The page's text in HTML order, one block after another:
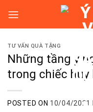
content
TƯ VẤN QUÀ TẶNG
Những tầng ý
trong chiếc huy
POSTED ON 10/04/2021